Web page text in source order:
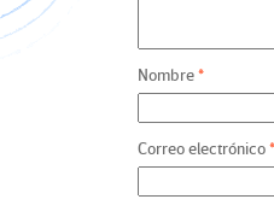
Nombre*
Correo electrónico*